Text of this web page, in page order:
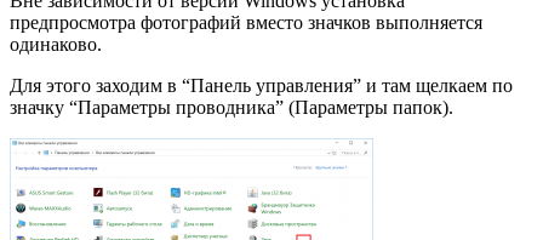
предпросмотра фотографий вместо значков выполняется
одинаково.
Для этого заходим в “Панель управления” и там щелкаем по
значку “Параметры проводника” (Параметры папок).